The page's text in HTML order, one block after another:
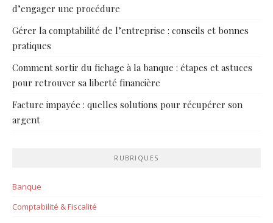
d’engager une procédure
Gérer la comptabilité de l’entreprise : conseils et bonnes
pratiques
Comment sortir du fichage à la banque : étapes et astuces
pour retrouver sa liberté financière
Facture impayée : quelles solutions pour récupérer son
argent
RUBRIQUES
Banque
Comptabilité & Fiscalité